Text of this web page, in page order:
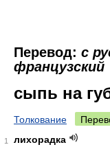
Перевод: с
французский
сыпь на
Толкование
1
лихорадка